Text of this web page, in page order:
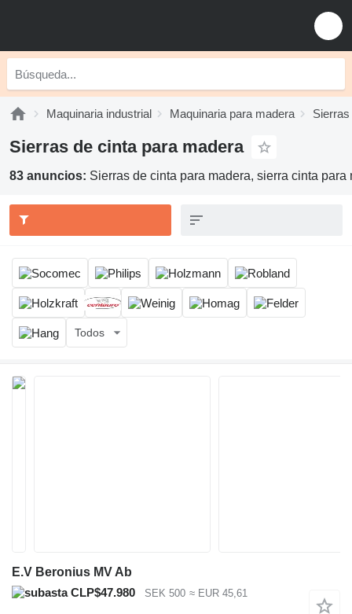
Maquinaria industrial Maquinaria para madera
Sierras de cinta para madera
83 anuncios: Sierras de cinta para madera, sierra cinta
Todos
E.V Beronius MV Ab
CLP$47.980
SEK 500 ≈ EUR 45,61